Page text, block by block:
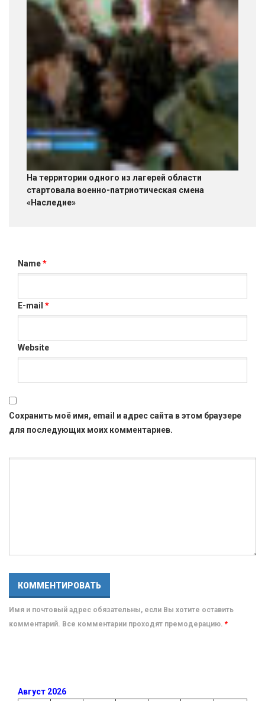
На территории одного из лагерей области
стартовала военно-патриотическая смена
«Наследие»
Name*
E-mail *
Website
Сохранить моё имя, email и адрес сайта в этом браузере
для последующих моих комментариев.
Имя и почтовый адрес обязательны, если Вы хотите оставить
комментарий. Все комментарии проходят премодерацию. *
Август 2026